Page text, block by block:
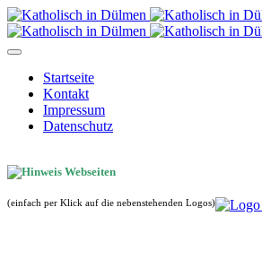
Startseite
Kontakt
Impressum
Datenschutz
(einfach per Klick auf die nebenstehenden Logos)